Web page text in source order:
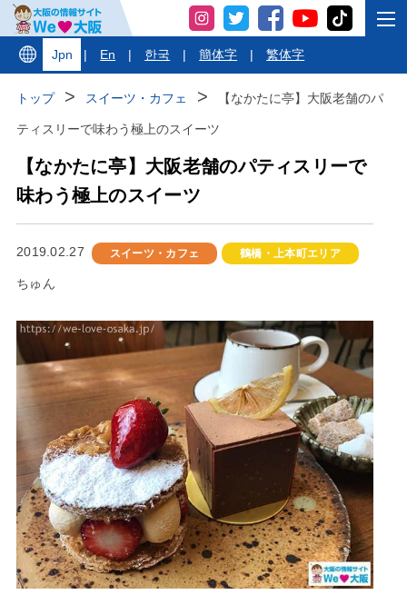
Jpn | En | 한국 | 簡体字 | 繁体字
トップ スイーツ・カフェ 【なかたに亭】大阪老舗のパ
ティスリーで味わう極上のスイーツ
【なかたに亭】大阪老舗のパティスリーで
味わう極上のスイーツ
2019.02.27 スイーツ・カフェ 鶴橋・上本町エリア
ちゅん